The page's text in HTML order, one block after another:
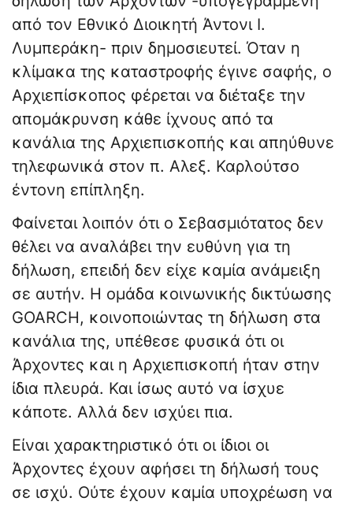
από τον Εθνικό Διοικητή Άντονι Ι.
Λυμπεράκη- πριν δημοσιευτεί. Όταν η
κλίμακα της καταστροφής έγινε σαφής, ο
Αρχιεπίσκοπος φέρεται να διέταξε την
απομάκρυνση κάθε ίχνους από τα
κανάλια της Αρχιεπισκοπής και απηύθυνε
τηλεφωνικά στον π. Αλεξ. Καρλούτσο
έντονη επίπληξη.
Φαίνεται λοιπόν ότι ο Σεβασμιότατος δεν
θέλει να αναλάβει την ευθύνη για τη
δήλωση, επειδή δεν είχε καμία ανάμειξη
σε αυτήν. Η ομάδα κοινωνικής δικτύωσης
GOARCH, κοινοποιώντας τη δήλωση στα
κανάλια της, υπέθεσε φυσικά ότι οι
Άρχοντες και η Αρχιεπισκοπή ήταν στην
ίδια πλευρά. Και ίσως αυτό να ίσχυε
κάποτε. Αλλά δεν ισχύει πια.
Είναι χαρακτηριστικό ότι οι ίδιοι οι
Άρχοντες έχουν αφήσει τη δήλωσή τους
σε ισχύ. Ούτε έχουν καμία υποχρέωση να